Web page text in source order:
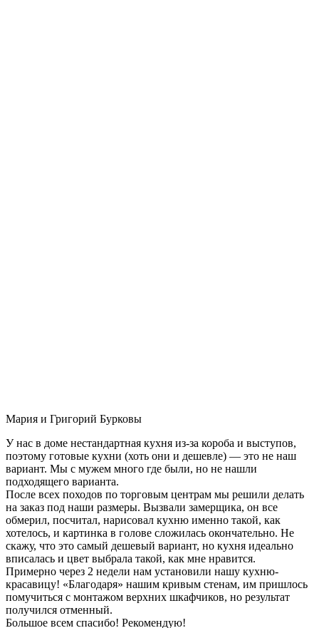
Мария и Григорий Бурковы
У нас в доме нестандартная кухня из-за короба и выступов,
поэтому готовые кухни (хоть они и дешевле) — это не наш
вариант. Мы с мужем много где были, но не нашли
подходящего варианта.
После всех походов по торговым центрам мы решили делать
на заказ под наши размеры. Вызвали замерщика, он все
обмерил, посчитал, нарисовал кухню именно такой, как
хотелось, и картинка в голове сложилась окончательно. Не
скажу, что это самый дешевый вариант, но кухня идеально
вписалась и цвет выбрала такой, как мне нравится.
Примерно через 2 недели нам установили нашу кухню-
красавицу! «Благодаря» нашим кривым стенам, им пришлось
помучиться с монтажом верхних шкафчиков, но результат
получился отменный.
Большое всем спасибо! Рекомендую!